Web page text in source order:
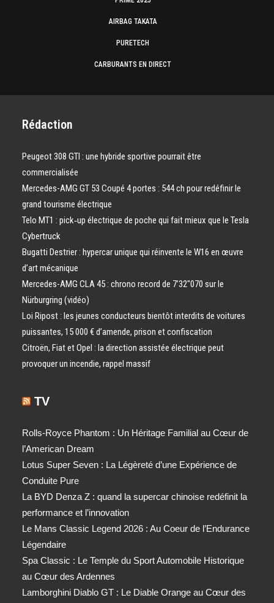
AIRBAG TAKATA
PURETECH
CARBURANTS EN DIRECT
Rédaction
Peugeot 308 GTI : une hybride sportive pourrait être
commercialisée
Mercedes-AMG GT 53 Coupé 4 portes : 544 ch pour redéfinir le
grand tourisme électrique
Telo MT1 : pick‑up électrique de poche qui fait mieux que le Tesla
Cybertruck
Bugatti Destrier : hypercar unique qui réinvente le W16 en œuvre
d’art mécanique
Mercedes-AMG CLA 45 : chrono record de 7’32″070 sur le
Nürburgring (vidéo)
Loi Ripost : les jeunes conducteurs bientôt interdits de voitures
puissantes, 15 000 € d’amende, prison et confiscation
Citroën, Fiat et Opel : la direction assistée électrique peut
provoquer un incendie, rappel massif
TV
Rolls-Royce Phantom : Un Héritage Familial au Cœur de
l’American Dream
Lotus Super Seven : La Légèreté d’une Expérience de
Conduite Pure
La BYD Denza Z : quand la supercar chinoise redéfinit la
performance et l’innovation
Le Mans Classic Legend 2026 : Au Coeur de l’Endurance
Légendaire
Spa Classic : Le Temple du Sport Automobile Historique
au Cœur des Ardennes
Lamborghini Diablo GT : Le Diable Orange au Cœur des